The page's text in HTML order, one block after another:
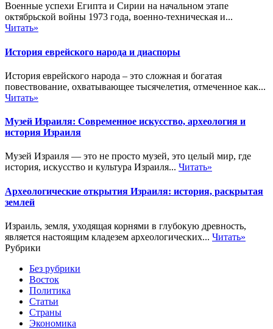
Военные успехи Египта и Сирии на начальном этапе
октябрьской войны 1973 года, военно-техническая и...
Читать»
История еврейского народа и диаспоры
История еврейского народа – это сложная и богатая
повествование, охватывающее тысячелетия, отмеченное как...
Читать»
Музей Израиля: Современное искусство, археология и
история Израиля
Музей Израиля — это не просто музей, это целый мир, где
история, искусство и культура Израиля... Читать»
Археологические открытия Израиля: история, раскрытая
землей
Израиль, земля, уходящая корнями в глубокую древность,
является настоящим кладезем археологических... Читать»
Рубрики
Без рубрики
Восток
Политика
Статьи
Страны
Экономика